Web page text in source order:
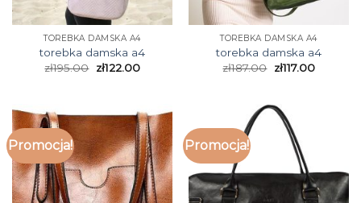
TOREBKA DAMSKA A4
torebka damska a4
zł195.00 zł122.00
TOREBKA DAMSKA A4
torebka damska a4
zł187.00 zł117.00
Promocja! Promocja!